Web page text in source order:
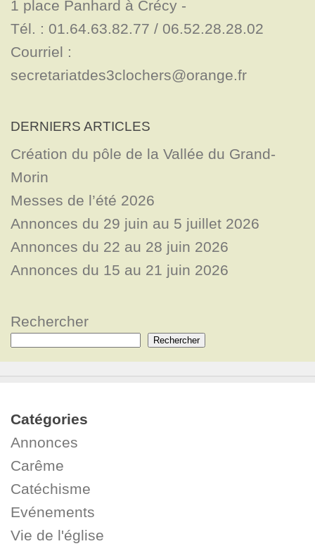
1 place Panhard à Crécy -
Tél. : 01.64.63.82.77 / 06.52.28.28.02
Courriel :
secretariatdes3clochers@orange.fr
DERNIERS ARTICLES
Création du pôle de la Vallée du Grand-
Morin
Messes de l’été 2026
Annonces du 29 juin au 5 juillet 2026
Annonces du 22 au 28 juin 2026
Annonces du 15 au 21 juin 2026
Rechercher
Rechercher
Catégories
Annonces
Carême
Catéchisme
Evénements
Vie de l'église